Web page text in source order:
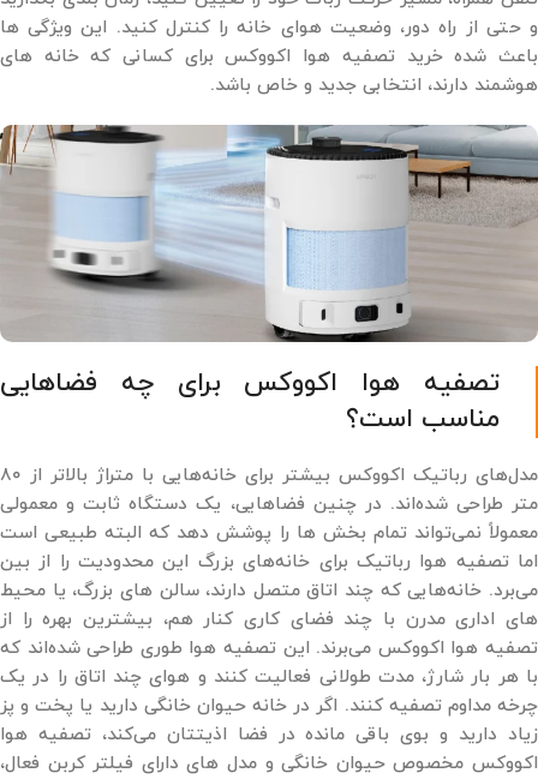
و حتی از راه دور، وضعیت هوای خانه را کنترل کنید. این ویژگی‌ ها
باعث شده خرید تصفیه هوا اکووکس برای کسانی که خانه ‌های
هوشمند دارند، انتخابی جدید و خاص باشد.
تصفیه هوا اکووکس برای چه فضاهایی
مناسب است؟
مدل‌های رباتیک اکووکس بیشتر برای خانه‌هایی با متراژ بالاتر از ۸۰
متر طراحی شده‌اند. در چنین فضاهایی، یک دستگاه ثابت و معمولی
معمولاً نمی‌تواند تمام بخش‌ ها را پوشش دهد که البته طبیعی است
اما تصفیه هوا رباتیک برای خانه‌های بزرگ این محدودیت را از بین
می‌برد. خانه‌هایی که چند اتاق متصل دارند، سالن ‌های بزرگ، یا محیط‌
های اداری مدرن با چند فضای کاری کنار هم، بیشترین بهره را از
تصفیه هوا اکووکس می‌برند. این تصفیه هوا طوری طراحی شده‌اند که
با هر بار شارژ، مدت طولانی فعالیت کنند و هوای چند اتاق را در یک
چرخه مداوم تصفیه کنند. اگر در خانه حیوان خانگی دارید یا پخت ‌و پز
زیاد دارید و بوی باقی‌ مانده در فضا اذیتتان می‌کند، تصفیه هوا
اکووکس مخصوص حیوان خانگی و مدل ‌های دارای فیلتر کربن فعال،